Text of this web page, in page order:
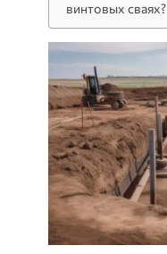
винтовых сваях?